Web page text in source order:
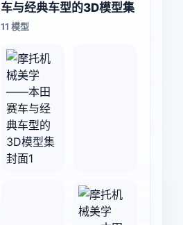
车与经典车型的3D模型集
11 模型